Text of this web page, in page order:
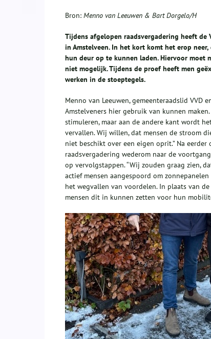
Bron: Menno van Leeuwen & Bart Dorgelo/H
Tijdens afgelopen raadsvergadering heeft de
in Amstelveen. In het kort komt het erop
hun deur op te kunnen laden. Hiervoor
niet mogelijk. Tijdens de proef heeft men
werken in de stoeptegels.
Menno van Leeuwen, gemeenteraadslid
Amstelveners hier gebruik van kunnen
stimuleren, maar aan de andere kant wordt
vervallen. Wij willen, dat mensen de stroom
niet beschikt over een eigen oprit.” Na
raadsvergadering wederom naar de
op vervolgstappen. “Wij zouden graag zien,
actief mensen aangespoord om
het wegvallen van voordelen. In plaats van
mensen dit in kunnen zetten voor hun